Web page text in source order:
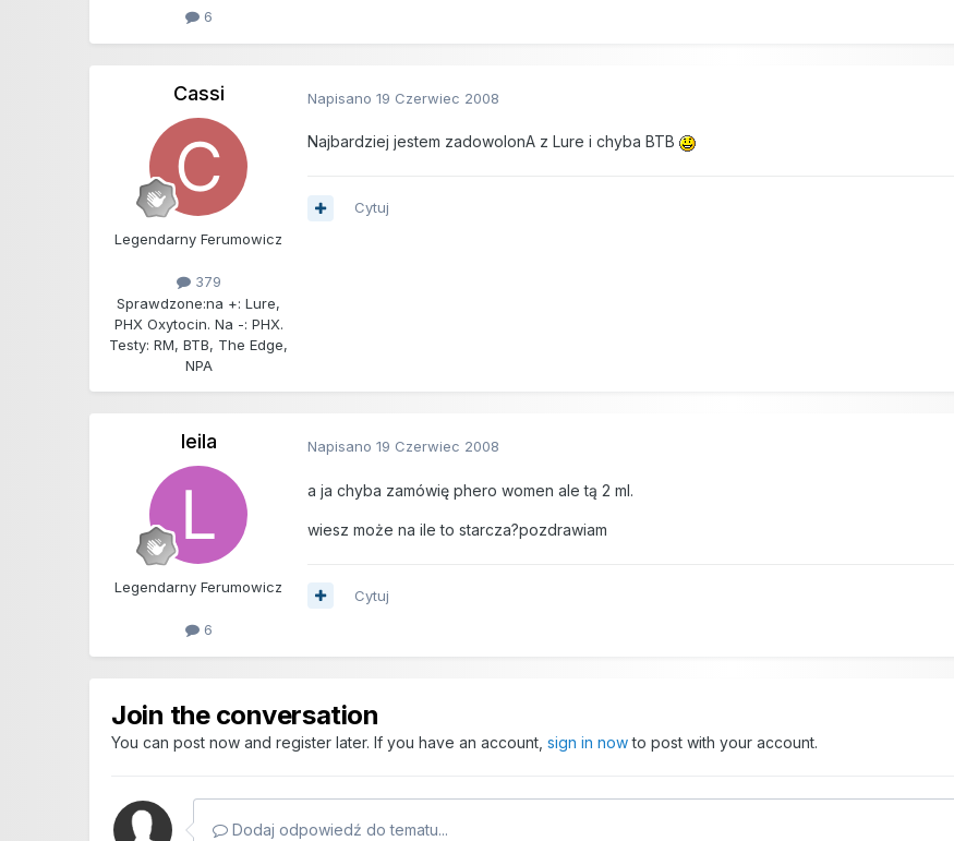
6
Cassi
Legendarny Ferumowicz
379
Sprawdzone:na +: Lure,
PHX Oxytocin. Na -: PHX.
Testy: RM, BTB, The Edge,
NPA
Napisano19 Czerwiec 2008
Najbardziej jestem zadowolonA z Lure i chyba BTB
Cytuj
leila
Legendarny Ferumowicz
6
Napisano19 Czerwiec 2008
a ja chyba zamówię phero women ale tą 2 ml.
wiesz może na ile to starcza?pozdrawiam
Cytuj
Join the conversation
You can post now and register later. If you have an account,sign in nowto post with your account.
Dodaj odpowiedź do tematu...